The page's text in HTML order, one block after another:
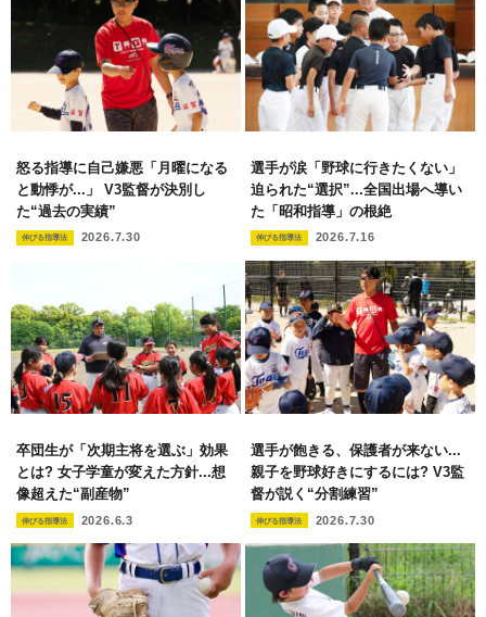
怒る指導に自己嫌悪「月曜になる
と動悸が...」 V3監督が決別し
た“過去の実績”
伸びる指導法 2026.7.30
選手が涙「野球に行きたくない」
迫られた“選択”...全国出場へ導い
た「昭和指導」の根絶
伸びる指導法 2026.7.16
卒団生が「次期主将を選ぶ」効果
とは? 女子学童が変えた方針...想
像超えた“副産物”
伸びる指導法 2026.6.3
選手が飽きる、保護者が来ない...
親子を野球好きにするには? V3監
督が説く“分割練習”
伸びる指導法 2026.7.30